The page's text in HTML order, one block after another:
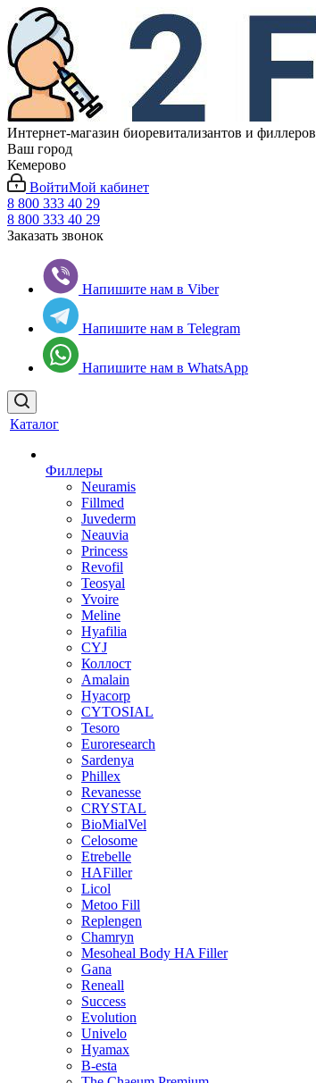
Интернет-магазин биоревитализантов и филлеров
Ваш город
Кемерово
ВойтиМой кабинет
8 800 333 40 29
8 800 333 40 29
Заказать звонок
Напишите нам в Viber
Напишите нам в Telegram
Напишите нам в WhatsApp
Каталог
Филлеры
Neuramis
Fillmed
Juvederm
Neauvia
Princess
Revofil
Teosyal
Yvoire
Meline
Hyafilia
CYJ
Коллост
Amalain
Hyacorp
CYTOSIAL
Tesoro
Euroresearch
Sardenya
Phillex
Revanesse
CRYSTAL
BioMialVel
Celosome
Etrebelle
HAFiller
Licol
Metoo Fill
Replengen
Chamryn
Mesoheal Body HA Filler
Gana
Reneall
Success
Evolution
Univelo
Hyamax
B-esta